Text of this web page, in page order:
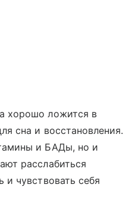
хорошо ложится в
сна и восстановления.
и БАДы, но и
расслабиться
и чувствовать себя